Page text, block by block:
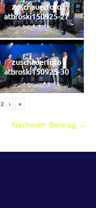
zuschauerfoto
atbroski150925-27
zuschauerfoto
atbroski150925-30
2 › »
Nächster Beitrag →